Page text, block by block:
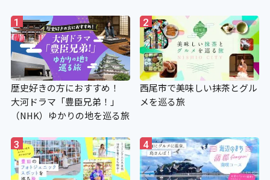
1
歴史好きの方におすすめ！
大河ドラマ「豊臣兄弟！」
（NHK）ゆかりの地を巡る旅
2
西尾市で美味しい抹茶とグル
メを巡る旅
3 4